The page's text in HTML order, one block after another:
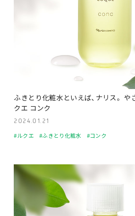
ふきとり化粧水といえば、ナリス。
クエ コンク
2024.01.21
#ルクエ #ふきとり化粧水 #コンク